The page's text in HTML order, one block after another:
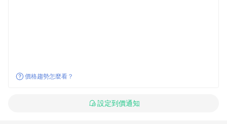
價格趨勢怎麼看？
設定到價通知